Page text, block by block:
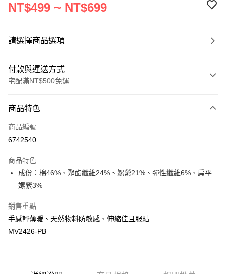
NT$499 ~ NT$699
請選擇商品選項
付款與運送方式
宅配滿NT$500免運
信用卡一次付款
LINE Pay
街口支付
悠遊付
ATM付款
運送方式
商品特色
商品編號
6742540
商品特色
成份：棉46%、聚酯纖維24%、嫘縈21%、彈性纖維6%、扁平
嫘縈3%
銷售重點
手感輕薄暖、天然物料防敏感、伸縮佳且服貼
MV2426-PB